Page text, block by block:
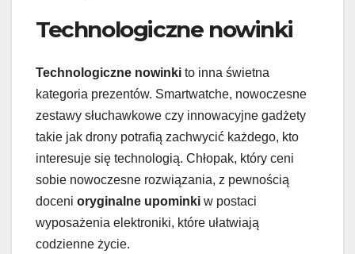
Technologiczne nowinki
Technologiczne nowinki to inna świetna
kategoria prezentów. Smartwatche, nowoczesne
zestawy słuchawkowe czy innowacyjne gadżety
takie jak drony potrafią zachwycić każdego, kto
interesuje się technologią. Chłopak, który ceni
sobie nowoczesne rozwiązania, z pewnością
doceni oryginalne upominki w postaci
wyposażenia elektroniki, które ułatwiają
codzienne życie.